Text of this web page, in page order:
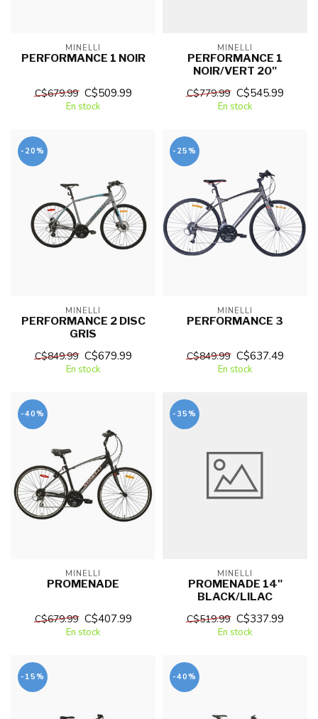
MINELLI
PERFORMANCE 1 NOIR
C$679.99 C$509.99
En stock
MINELLI
PERFORMANCE 1
NOIR/VERT 20"
C$779.99 C$545.99
En stock
-20%
MINELLI
PERFORMANCE 2 DISC
GRIS
C$849.99 C$679.99
En stock
-25%
MINELLI
PERFORMANCE 3
C$849.99 C$637.49
En stock
-40%
MINELLI
PROMENADE
C$679.99 C$407.99
En stock
-35%
MINELLI
PROMENADE 14"
BLACK/LILAC
C$519.99 C$337.99
En stock
-15% -40%